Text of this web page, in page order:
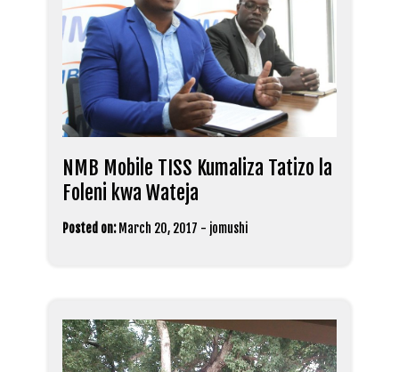
NMB Mobile TISS Kumaliza Tatizo la
Foleni kwa Wateja
Posted on: March 20, 2017 - jomushi